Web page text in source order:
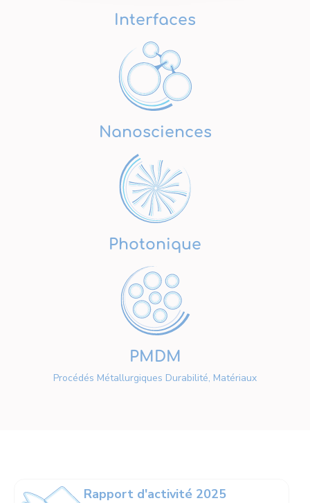
Interfaces
Nanosciences
Photonique
PMDM
Procédés Métallurgiques Durabilité, Matériaux
Rapport d'activité 2025